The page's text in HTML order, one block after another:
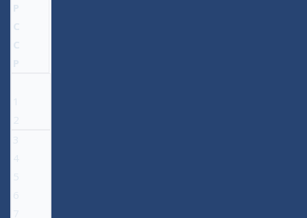
P
C
C
P
1
2
3
4
5
6
7